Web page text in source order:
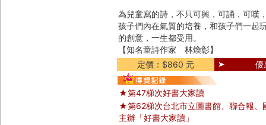
為兒童寫的詩，不只可興，可誦，可
孩子們內在氣質的培養，和孩子們一起
的創意，一生都受用。
【知名童詩作家 林煥彰】
定價：$860 元
優
★第47梯次好書大家讀
★第62梯次台北市立圖書館、聯合報、
主辦「好書大家讀」